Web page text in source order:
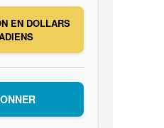
EN DOLLARS